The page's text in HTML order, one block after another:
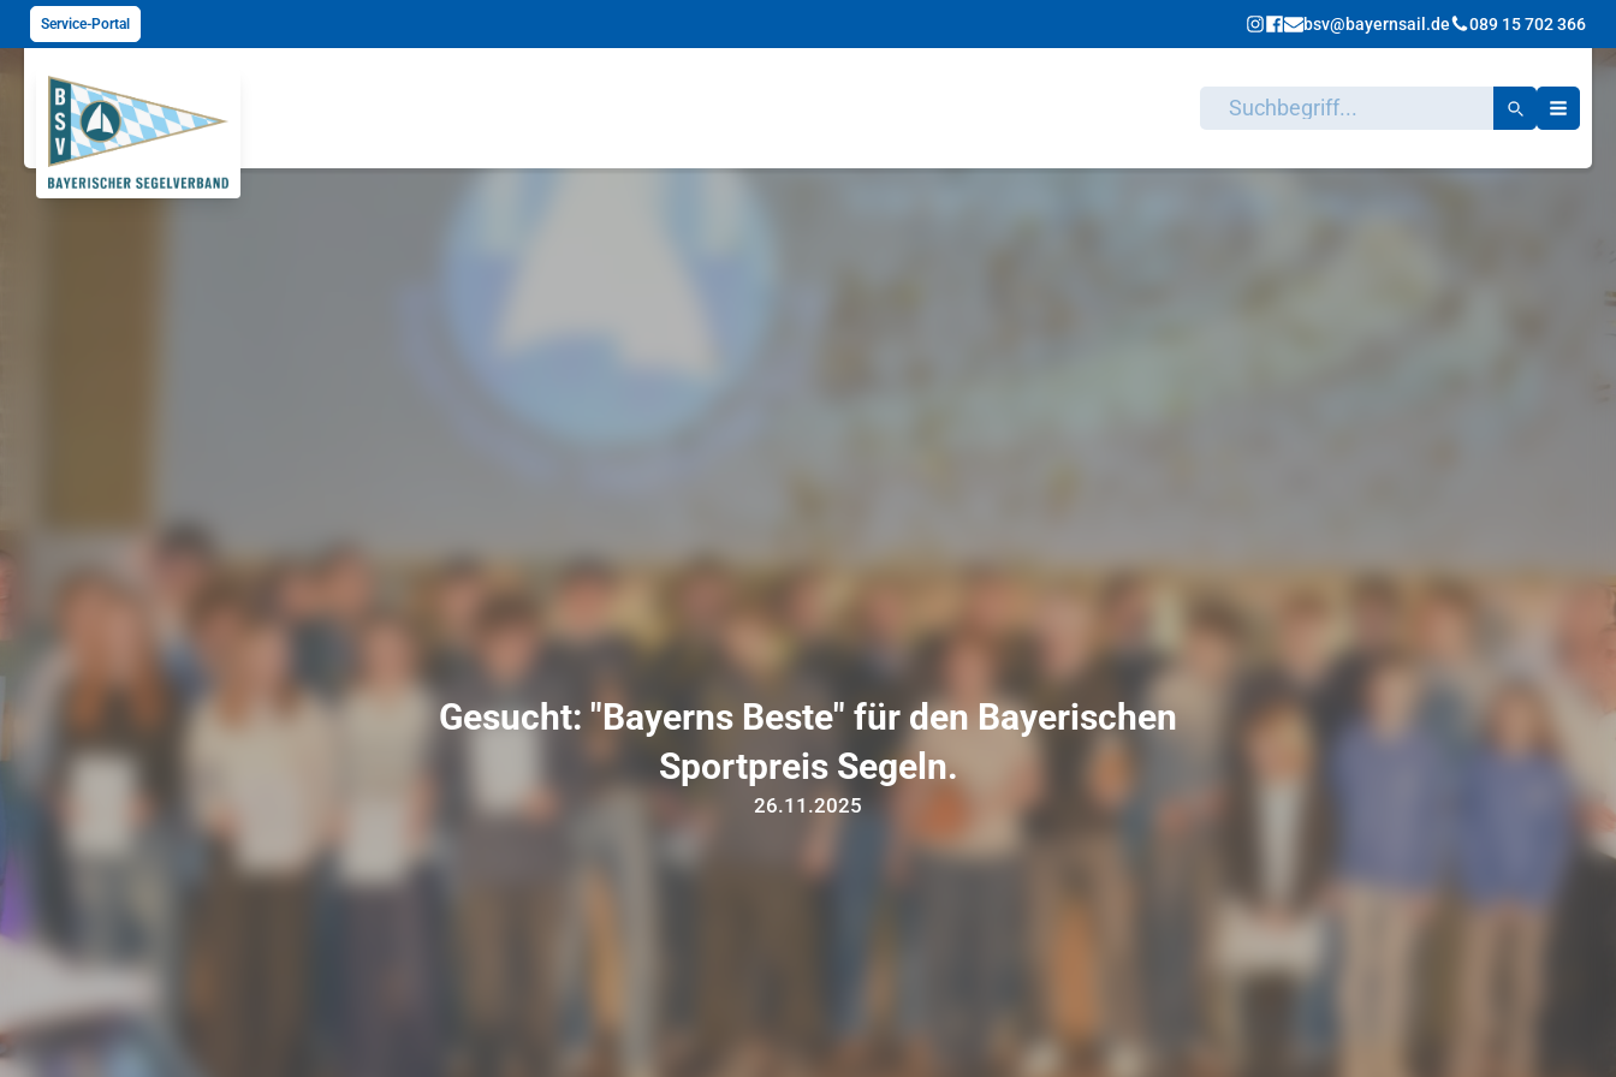
Service-Portal bsv@bayernsail.de 089 15 702 366
Gesucht: "Bayerns Beste" für den Bayerischen
Sportpreis Segeln.
26.11.2025